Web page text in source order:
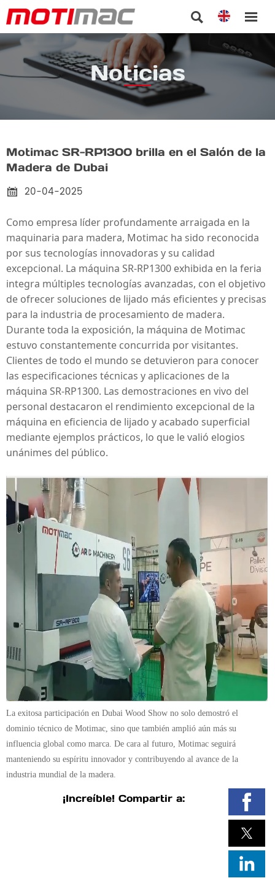
 
Noticias
Motimac SR-RP1300 brilla en el Salón de la
Madera de Dubai
 20-04-2025
Como empresa líder profundamente arraigada en la
maquinaria para madera, Motimac ha sido reconocida
por sus tecnologías innovadoras y su calidad
excepcional. La máquina SR-RP1300 exhibida en la feria
integra múltiples tecnologías avanzadas, con el objetivo
de ofrecer soluciones de lijado más eficientes y precisas
para la industria de procesamiento de madera.
Durante toda la exposición, la máquina de Motimac
estuvo constantemente concurrida por visitantes.
Clientes de todo el mundo se detuvieron para conocer
las especificaciones técnicas y aplicaciones de la
máquina SR-RP1300. Las demostraciones en vivo del
personal destacaron el rendimiento excepcional de la
máquina en eficiencia de lijado y acabado superficial
mediante ejemplos prácticos, lo que le valió elogios
unánimes del público.
La exitosa participación en Dubai Wood Show no solo demostró el
dominio técnico de Motimac, sino que también amplió aún más su
influencia global como marca. De cara al futuro, Motimac seguirá
manteniendo su espíritu innovador y contribuyendo al avance de la
industria mundial de la madera.
¡Increíble! Compartir a: